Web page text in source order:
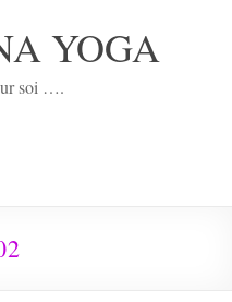
YOGA
soi ….